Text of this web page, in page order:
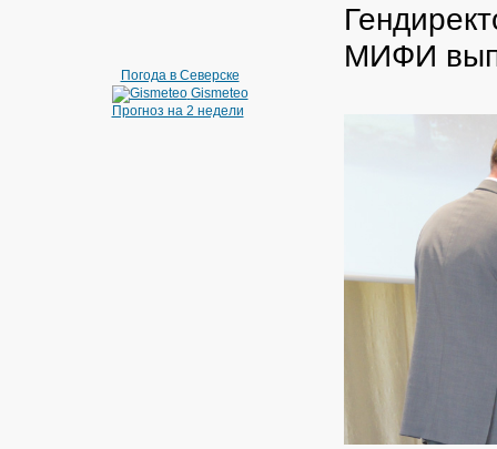
Погода в Северске
Gismeteo
Прогноз на 2 недели
МИФИ